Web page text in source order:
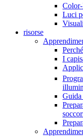
Luci
risorse
I
Guida